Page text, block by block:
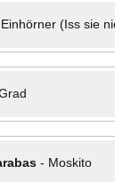
Einhörner (Iss sie
- Moskito